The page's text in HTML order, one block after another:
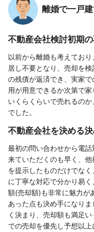
離婚で一戸
不動産会社検討初期
以前から離婚も考えてお
居し不要となり、売却を
の残債が返済でき、実家
用が用意できるか次第で
いくらくらいで売れるの
でした。
不動産会社を決める
最初の問い合わせから電
来ていただくのも早く、
を提示したものだけでな
に丁寧な対応で分かり易
額(売却額)も非常に魅力が
あった点も決め手になり
く決まり、売却額も満足
での売却を優先し予想以上